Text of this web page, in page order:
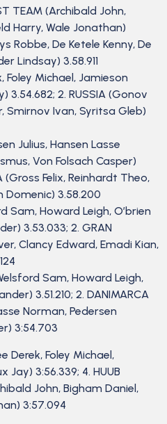
TEAM (Archibald John,
Harry, Wale Jonathan)
Robbe, De Ketele Kenny, De
Lindsay) 3.58.911
Foley Michael, Jamieson
3.54.682; 2. RUSSIA (Gonov
Smirnov Ivan, Syritsa Gleb)
Julius, Hansen Lasse
Von Folsach Casper)
(Gross Felix, Reinhardt Theo,
Domenic) 3.58.200
Sam, Howard Leigh, O’brien
3.53.033; 2. GRAN
Clancy Edward, Emadi Kian,
Sam, Howard Leigh,
3.51.210; 2. DANIMARCA
Norman, Pedersen
3:54.703
Derek, Foley Michael,
3:56.339; 4. HUUB
John, Bigham Daniel,
3:57.094